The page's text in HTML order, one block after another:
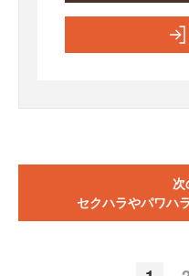
次
セクハラやパワハ